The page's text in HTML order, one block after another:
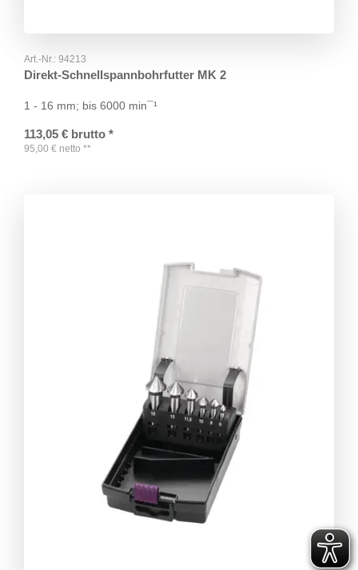
Art.-Nr.: 94213
Direkt-Schnellspannbohrfutter MK 2
1 - 16 mm; bis 6000 min¯¹
113,05 € brutto *
95,00 € netto **